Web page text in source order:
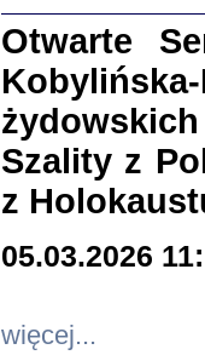
Otwarte
Szality z
z
05.03.2026
więcej...